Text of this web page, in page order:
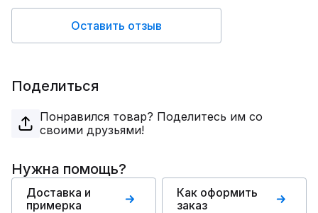
Оставить отзыв
Поделиться
Понравился товар? Поделитесь им со
своими друзьями!
Нужна помощь?
Доставка и
примерка
Как оформить
заказ